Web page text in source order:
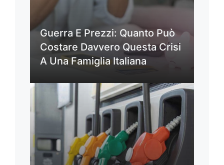
Guerra E Prezzi: Quanto Può
Costare Davvero Questa Crisi
A Una Famiglia Italiana